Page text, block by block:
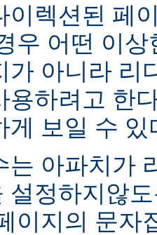
이렉션된 페
우 어떤 이
가 아니라 리
용하려고 한
게 보일 수 있
는 아파치가
설정하지않
이지의 문자